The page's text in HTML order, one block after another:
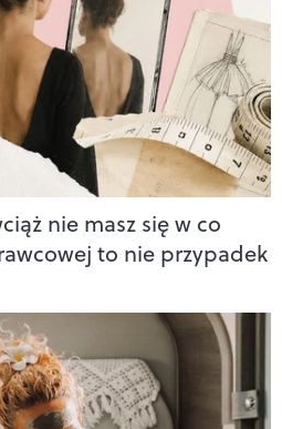
nie masz się w co
to nie przypadek